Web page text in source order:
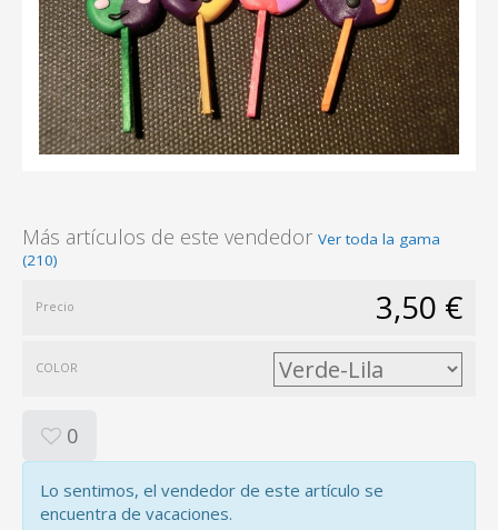
Más artículos de este vendedor Ver toda la gama
(210)
Precio 3,50 €
COLOR
0
Lo sentimos, el vendedor de este artículo se
encuentra de vacaciones.